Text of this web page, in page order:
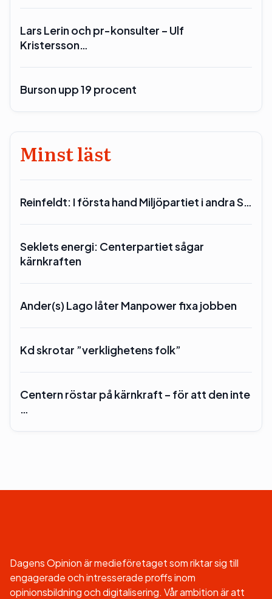
Lars Lerin och pr-konsulter – Ulf
Kristersson…
Burson upp 19 procent
Minst läst
Reinfeldt: I första hand Miljöpartiet i andra S…
Seklets energi: Centerpartiet sågar
kärnkraften
Ander(s) Lago låter Manpower fixa jobben
Kd skrotar ”verklighetens folk”
Centern röstar på kärnkraft – för att den inte
…
Dagens Opinion är medieföretaget som riktar sig till
engagerade och intresserade proffs inom
opinionsbildning och digitalisering. Vår ambition är att